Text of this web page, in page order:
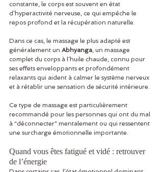
constante, le corps est souvent en état
d’hyperactivité nerveuse, ce qui empêche le
repos profond et la récupération naturelle.
Dans ce cas, le massage le plus adapté est
généralement un Abhyanga, un massage
complet du corps à l’huile chaude, connu pour
ses effets enveloppants et profondément
relaxants qui aident à calmer le système nerveux
et à rétablir une sensation de sécurité intérieure.
Ce type de massage est particulièrement
recommandé pour les personnes qui ont du mal
à “déconnecter” mentalement ou qui ressentent
une surcharge émotionnelle importante.
Quand vous êtes fatigué et vidé : retrouver
de l’énergie